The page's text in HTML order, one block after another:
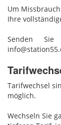
Um
Ihre
Senden
Tarifwechsel
möglich.
Wechseln Sie